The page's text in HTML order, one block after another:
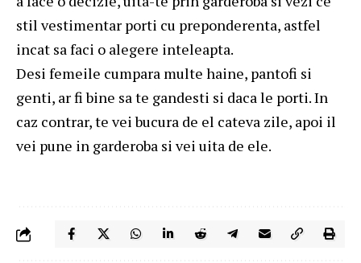
stil vestimentar porti cu preponderenta, astfel
incat sa faci o alegere inteleapta.
Desi femeile cumpara multe haine, pantofi si
genti, ar fi bine sa te gandesti si daca le porti. In
caz contrar, te vei bucura de el cateva zile, apoi il
vei pune in garderoba si vei uita de ele.